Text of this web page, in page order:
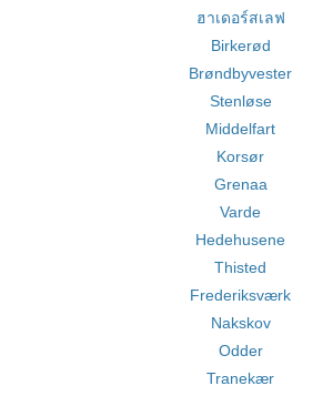
ฮาเดอร์สเลฟ
Birkerød
Brøndbyvester
Stenløse
Middelfart
Korsør
Grenaa
Varde
Hedehusene
Thisted
Frederiksværk
Nakskov
Odder
Tranekær